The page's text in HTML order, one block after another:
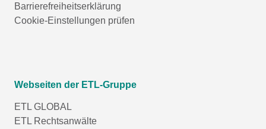
Barrierefreiheitserklärung
Cookie-Einstellungen prüfen
Webseiten der ETL-Gruppe
ETL GLOBAL
ETL Rechtsanwälte